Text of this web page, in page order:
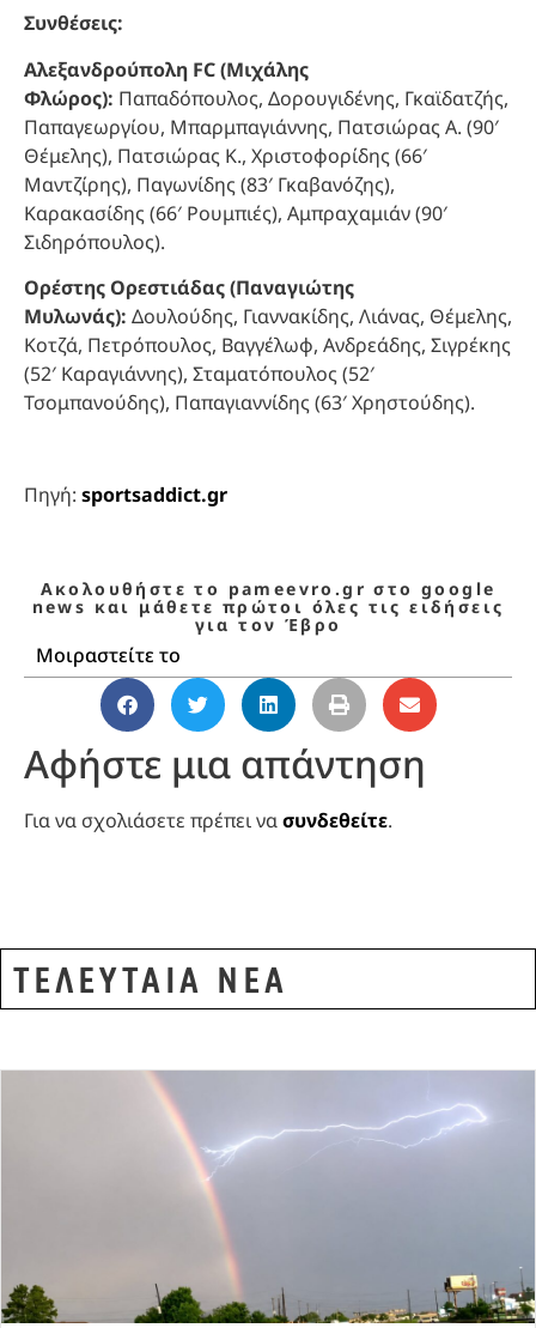
Συνθέσεις:
Αλεξανδρούπολη FC (Μιχάλης
Φλώρος): Παπαδόπουλος, Δορουγιδένης, Γκαϊδατζής,
Παπαγεωργίου, Μπαρμπαγιάννης, Πατσιώρας Α. (90′
Θέμελης), Πατσιώρας Κ., Χριστοφορίδης (66′
Μαντζίρης), Παγωνίδης (83′ Γκαβανόζης),
Καρακασίδης (66′ Ρουμπιές), Αμπραχαμιάν (90′
Σιδηρόπουλος).
Ορέστης Ορεστιάδας (Παναγιώτης
Μυλωνάς): Δουλούδης, Γιαννακίδης, Λιάνας, Θέμελης,
Κοτζά, Πετρόπουλος, Βαγγέλωφ, Ανδρεάδης, Σιγρέκης
(52′ Καραγιάννης), Σταματόπουλος (52′
Τσομπανούδης), Παπαγιαννίδης (63′ Χρηστούδης).
Πηγή: sportsaddict.gr
Ακολουθήστε το pameevro.gr στο google
news και μάθετε πρώτοι όλες τις ειδήσεις
για τον Έβρο
Μοιραστείτε το
Αφήστε μια απάντηση
Για να σχολιάσετε πρέπει νασυνδεθείτε.
ΤΕΛΕΥΤΑΙΑ ΝΕΑ